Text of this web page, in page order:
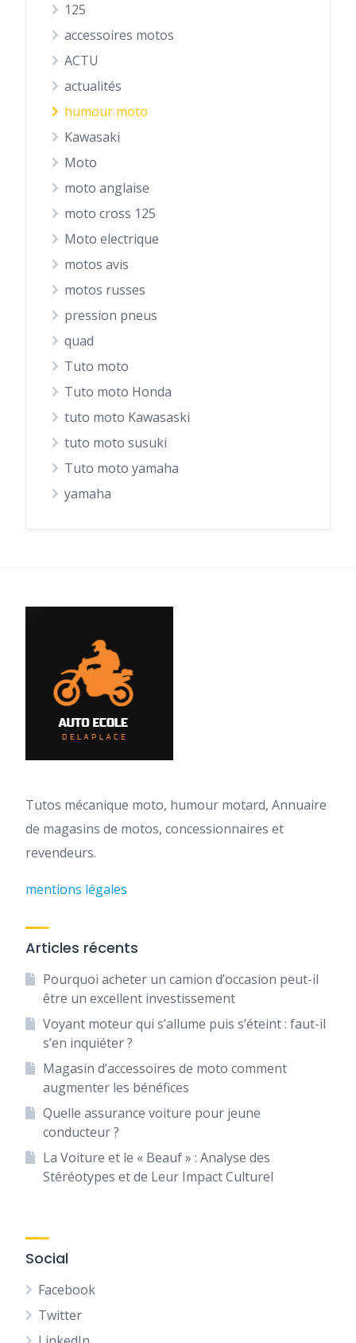
125
accessoires motos
ACTU
actualités
humour moto
Kawasaki
Moto
moto anglaise
moto cross 125
Moto electrique
motos avis
motos russes
pression pneus
quad
Tuto moto
Tuto moto Honda
tuto moto Kawasaski
tuto moto susuki
Tuto moto yamaha
yamaha
Tutos mécanique moto, humour motard, Annuaire
de magasins de motos, concessionnaires et
revendeurs.
mentions légales
Articles récents
Pourquoi acheter un camion d’occasion peut-il
être un excellent investissement
Voyant moteur qui s’allume puis s’éteint : faut-il
s’en inquiéter ?
Magasin d’accessoires de moto comment
augmenter les bénéfices
Quelle assurance voiture pour jeune
conducteur ?
La Voiture et le « Beauf » : Analyse des
Stéréotypes et de Leur Impact Culturel
Social
Facebook
Twitter